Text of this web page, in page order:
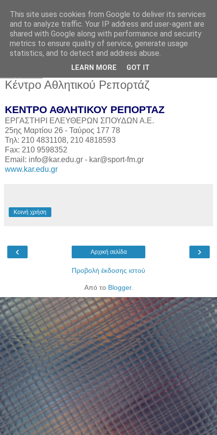
Κέντρο Αθλητικού Ρεπορτάζ
ΚΕΝΤΡΟ ΑΘΛΗΤΙΚΟΥ ΡΕΠΟΡΤΑΖ
ΕΡΓΑΣΤΗΡΙ ΕΛΕΥΘΕΡΩΝ ΣΠΟΥΔΩΝ Α.Ε.
25ης Μαρτίου 26 - Ταύρος 177 78
Τηλ: 210 4831108, 210 4818593
Fax: 210 9598352
Email: info@kar.edu.gr - kar@sport-fm.gr
www.kar.edu.gr
Κοινή χρήση
‹ ›
Αρχική σελίδα
Προβολή έκδοσης ιστού
Από το Blogger.
This site uses cookies from Google to deliver its services
and to analyze traffic. Your IP address and user-agent are
shared with Google along with performance and security
metrics to ensure quality of service, generate usage
statistics, and to detect and address abuse.
LEARN MORE GOT IT